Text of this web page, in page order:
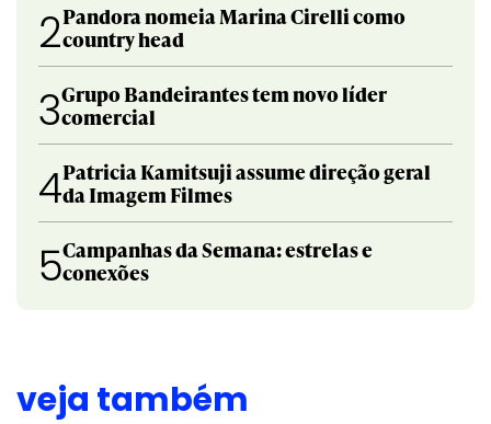
2Pandora nomeia Marina Cirelli como
country head
3Grupo Bandeirantes tem novo líder
comercial
4Patricia Kamitsuji assume direção geral
da Imagem Filmes
5Campanhas da Semana: estrelas e
conexões
veja também